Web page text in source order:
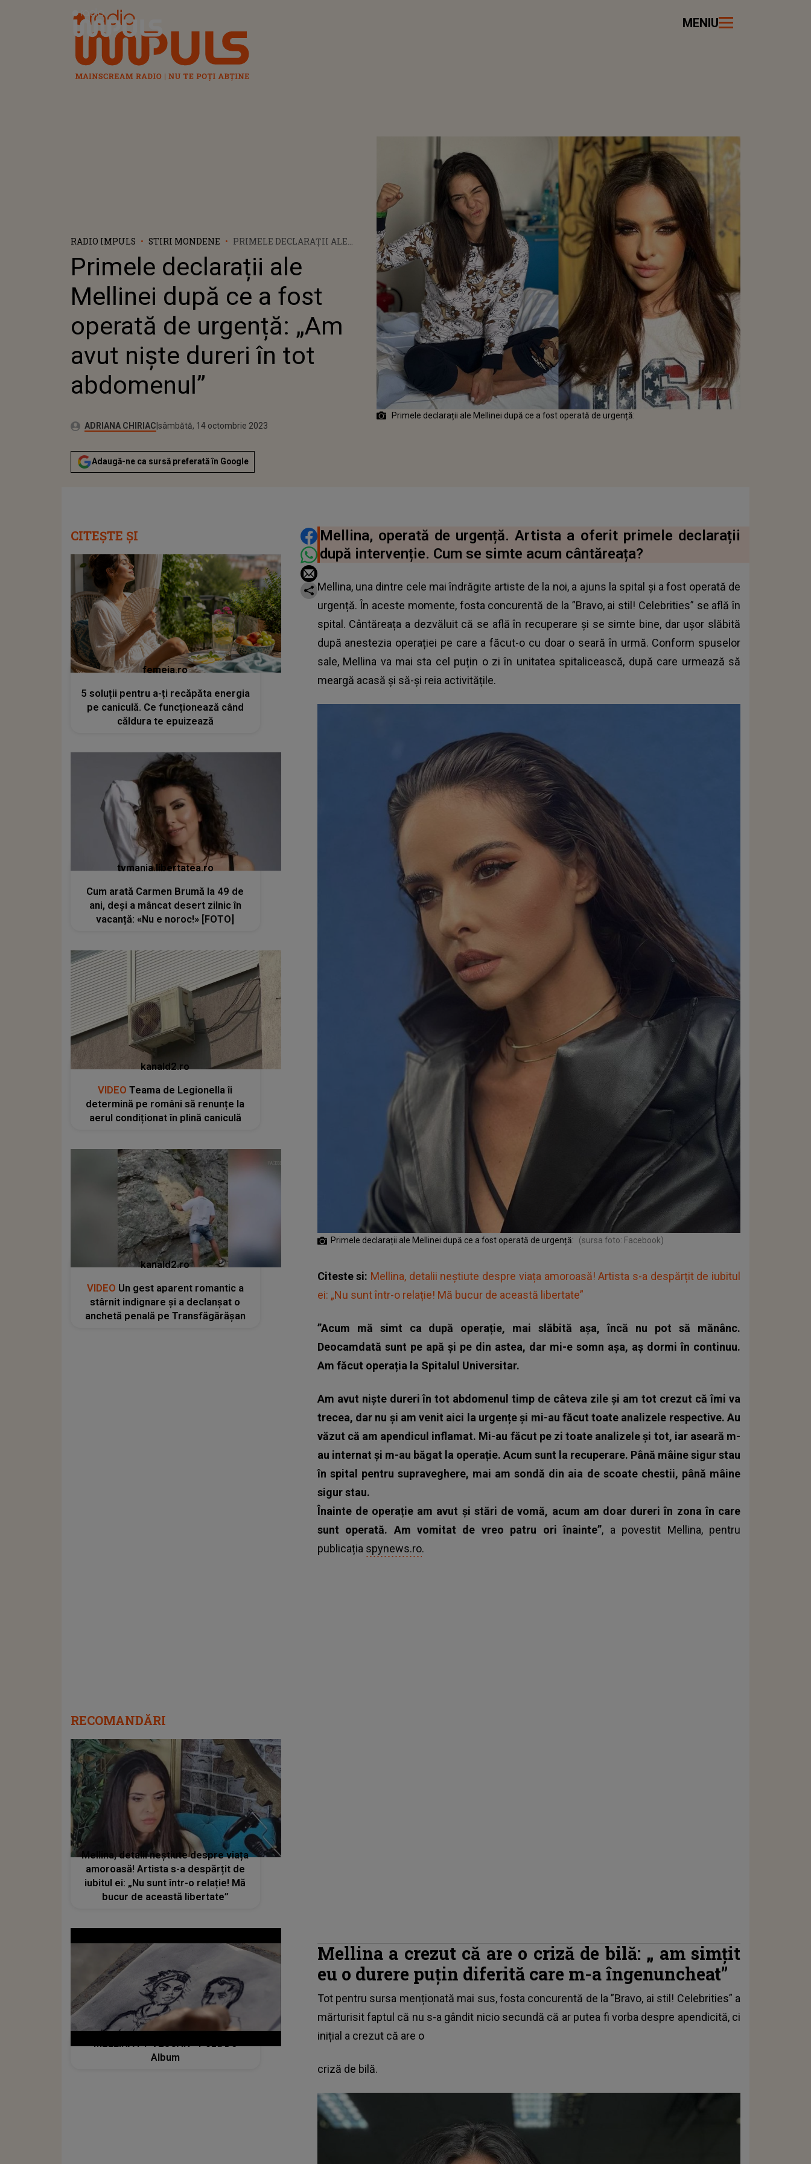
Radio Impuls MENIU
RADIO IMPULS STIRI MONDENE
PRIMELE DECLARAȚII ALE
OPERATĂ DE URGENȚĂ: „AM
AVUT NIȘTE DURERI ÎN TOT
ABDOMENUL”
Primele declarații ale
Mellinei după ce a fost
operată de urgență: „Am
avut niște dureri în tot
abdomenul”
Autor:ADRIANA CHIRIACPublicat:
vineri, 14 octombrie 2022
Actualizat:
sâmbătă, 14 octombrie 2023
Adaugă-ne ca sursă preferată în Google
Primele declarații ale Mellinei după ce a fost operată de urgență:
DISTRIBUIE ARTICOLUL
Mellina, operată de urgență. Artista a oferit primele declarații
după intervenție. Cum se simte acum cântăreața?
Mellina, una dintre cele mai îndrăgite artiste de la noi, a ajuns la spital și a fost operată de
urgență. În aceste momente, fosta concurentă de la ”Bravo, ai stil! Celebrities” se află în
spital. Cântăreața a dezvăluit că se află în recuperare și se simte bine, dar ușor slăbită
după anestezia operației pe care a făcut-o cu doar o seară în urmă. Conform spuselor
sale, Mellina va mai sta cel puțin o zi în unitatea spitalicească, după care urmează să
meargă acasă și să-și reia activitățile.
Primele declarații ale Mellinei după ce a fost operată de urgență: (sursa foto: Facebook)
Citeste si: Mellina, detalii neștiute despre viața amoroasă! Artista s-a despărțit de iubitul
ei: „Nu sunt într-o relație! Mă bucur de această libertate”
”Acum mă simt ca după operație, mai slăbită așa, încă nu pot să mănânc.
Deocamdată sunt pe apă și pe din astea, dar mi-e somn așa, aș dormi în continuu.
Am făcut operația la Spitalul Universitar.
Am avut niște dureri în tot abdomenul timp de câteva zile și am tot crezut că îmi va
trecea, dar nu și am venit aici la urgențe și mi-au făcut toate analizele respective. Au
văzut că am apendicul inflamat. Mi-au făcut pe zi toate analizele și tot, iar aseară m-
au internat și m-au băgat la operație. Acum sunt la recuperare. Până mâine sigur stau
în spital pentru supraveghere, mai am sondă din aia de scoate chestii, până mâine
sigur stau.
Înainte de operație am avut și stări de vomă, acum am doar dureri în zona în care
sunt operată. Am vomitat de vreo patru ori înainte”, a povestit Mellina, pentru
publicația spynews.ro.
Mellina a crezut că are o criză de bilă: „ am simțit
eu o durere puțin diferită care m-a îngenuncheat”
Tot pentru sursa menționată mai sus, fosta concurentă de la ”Bravo, ai stil! Celebrities” a
mărturisit faptul că nu s-a gândit nicio secundă că ar putea fi vorba despre apendicită, ci
inițial a crezut că are o
criză de bilă.
CITEȘTE ȘI
femeia.ro
5 soluții pentru a-ți recăpăta energia
pe caniculă. Ce funcționează când
căldura te epuizează
tvmania.libertatea.ro
Cum arată Carmen Brumă la 49 de
ani, deși a mâncat desert zilnic în
vacanță: «Nu e noroc!» [FOTO]
kanald2.ro
VIDEO Teama de Legionella îi
determină pe români să renunțe la
aerul condiționat în plină caniculă
kanald2.ro
VIDEO Un gest aparent romantic a
stârnit indignare și a declanșat o
anchetă penală pe Transfăgărășan
RECOMANDĂRI
Mellina, detalii neștiute despre viața
amoroasă! Artista s-a despărțit de
iubitul ei: „Nu sunt într-o relație! Mă
bucur de această libertate”
MELLINA FT VESCAN - Poza De
Album